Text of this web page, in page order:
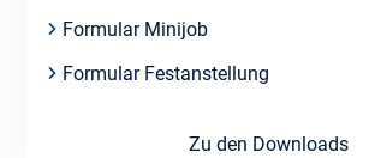
Formular Minijob
Formular Festanstellung
Zu den Downloads